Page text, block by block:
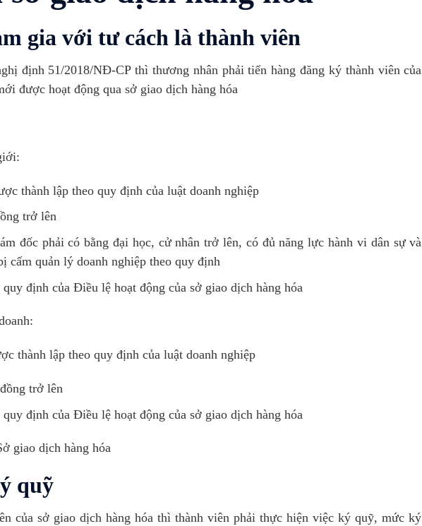
gia với tư cách là thành viên
định 51/2018/NĐ-CP thì thương nhân phải tiến hàng đăng ký thành viên của
được hoạt động qua sở giao dịch hàng hóa
thành lập theo quy định của luật doanh nghiệp
trở lên
đốc phải có bằng đại học, cử nhân trở lên, có đủ năng lực hành vi dân sự và
cấm quản lý doanh nghiệp theo quy định
định của Điều lệ hoạt động của sở giao dịch hàng hóa
thành lập theo quy định của luật doanh nghiệp
trở lên
định của Điều lệ hoạt động của sở giao dịch hàng hóa
giao dịch hàng hóa
quỹ
của sở giao dịch hàng hóa thì thành viên phải thực hiện việc ký quỹ, mức ký